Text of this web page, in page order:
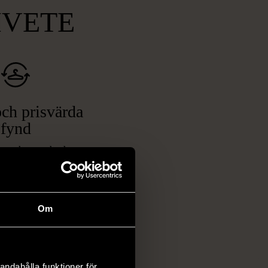
Om
prisvärda
fynd
ett brett utbud av
kläder och möbler
elektronik i våra
föremål som
vanliga butiker.